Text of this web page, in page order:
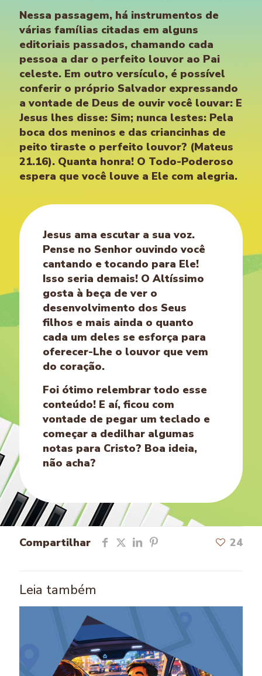
Nessa passagem, há instrumentos de
várias famílias citadas em alguns
editoriais passados, chamando cada
pessoa a dar o perfeito louvor ao Pai
celeste. Em outro versículo, é possível
conferir o próprio Salvador expressando
a vontade de Deus de ouvir você louvar: E
Jesus lhes disse: Sim; nunca lestes: Pela
boca dos meninos e das criancinhas de
peito tiraste o perfeito louvor? (Mateus
21.16). Quanta honra! O Todo-Poderoso
espera que você louve a Ele com alegria.
Jesus ama escutar a sua voz.
Pense no Senhor ouvindo você
cantando e tocando para Ele!
Isso seria demais! O Altíssimo
gosta à beça de ver o
desenvolvimento dos Seus
filhos e mais ainda o quanto
cada um deles se esforça para
oferecer-Lhe o louvor que vem
do coração.
Foi ótimo relembrar todo esse
conteúdo! E aí, ficou com
vontade de pegar um teclado e
começar a dedilhar algumas
notas para Cristo? Boa ideia,
não acha?
Compartilhar 24
Leia também